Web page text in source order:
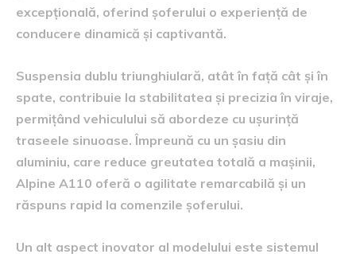
excepțională, oferind șoferului o experiență de
conducere dinamică și captivantă.
Suspensia dublu triunghiulară, atât în față cât și în
spate, contribuie la stabilitatea și precizia în viraje,
permițând vehiculului să abordeze cu ușurință
traseele sinuoase. Împreună cu un șasiu din
aluminiu, care reduce greutatea totală a mașinii,
Alpine A110 oferă o agilitate remarcabilă și un
răspuns rapid la comenzile șoferului.
Un alt aspect inovator al modelului este sistemul